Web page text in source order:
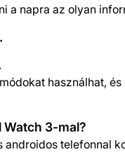
a napra az olyan
használhat,
Watch 3-mal?
androidos telefonnal